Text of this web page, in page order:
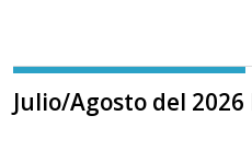
Julio/Agosto del 2026